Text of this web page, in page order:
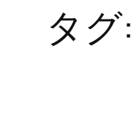
タグ: